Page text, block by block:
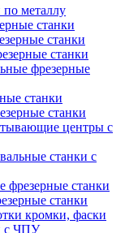
металлу
станки
станки
станки
фрезерные
станки
станки
центры с
станки с
фрезерные станки
станки
кромки, фаски
с ЧПУ